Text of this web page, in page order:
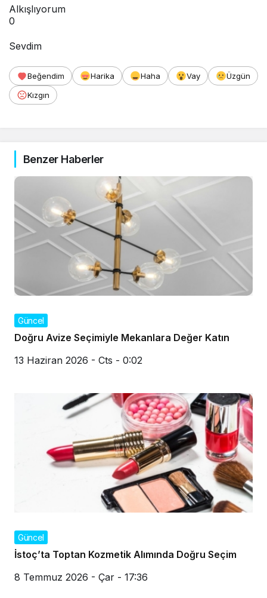
Alkışlıyorum
0
Sevdim
Beğendim Harika Haha Vay
Üzgün
Kızgın
Benzer Haberler
Güncel
Doğru Avize Seçimiyle Mekanlara Değer Katın
13 Haziran 2026 - Cts - 0:02
Güncel
İstoç’ta Toptan Kozmetik Alımında Doğru Seçim
8 Temmuz 2026 - Çar - 17:36